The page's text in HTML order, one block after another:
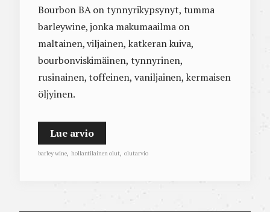
Bourbon BA on tynnyrikypsynyt, tumma
barleywine, jonka makumaailma on
maltainen, viljainen, katkeran kuiva,
bourbonviskimäinen, tynnyrinen,
rusinainen, toffeinen, vaniljainen, kermaisen
öljyinen.
Lue arvio
barley wine, hollantilainen olut, olutarvio